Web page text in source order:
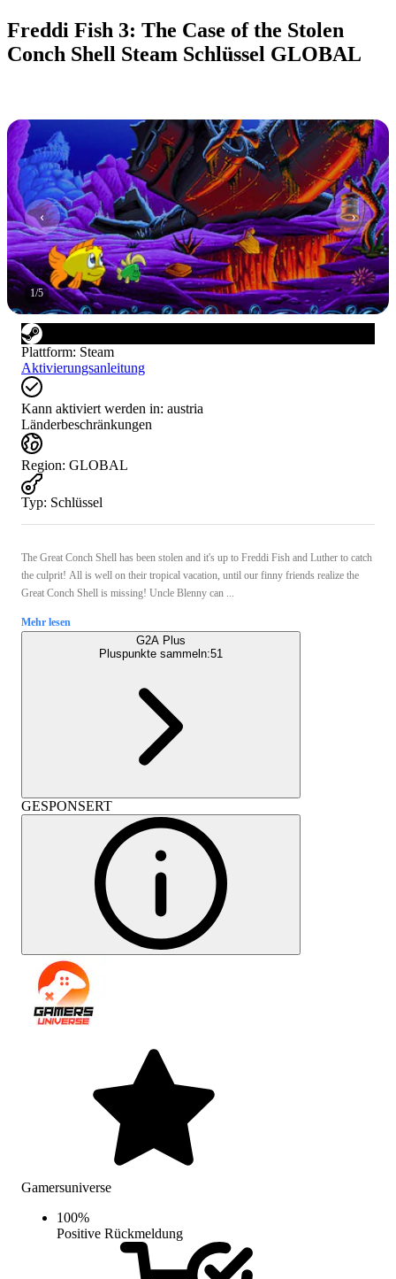
Freddi Fish 3: The Case of the Stolen
Conch Shell Steam Schlüssel GLOBAL
1/5
Plattform: Steam
Aktivierungsanleitung
Kann aktiviert werden in: austria
Länderbeschränkungen
Region: GLOBAL
Typ: Schlüssel
The Great Conch Shell has been stolen and it's up to Freddi Fish and Luther to catch
the culprit! All is well on their tropical vacation, until our finny friends realize the
Great Conch Shell is missing! Uncle Blenny can ...
Mehr lesen
G2A Plus
Pluspunkte sammeln:51
GESPONSERT
Gamersuniverse
100%
Positive Rückmeldung